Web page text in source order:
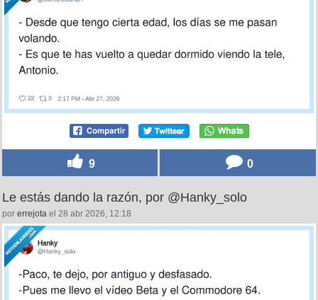
9 0
Le estás dando la razón, por @Hanky_solo
por errejota el 28 abr 2026, 12:18